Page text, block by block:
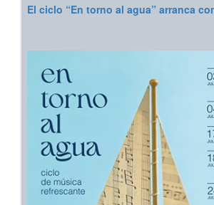
El ciclo “En torno al agua” arranca